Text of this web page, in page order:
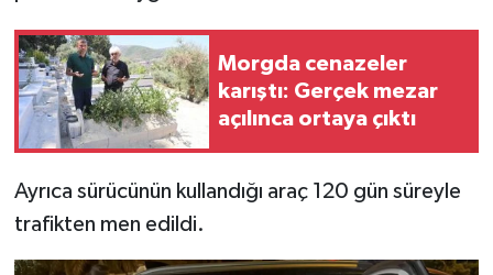
Morgda cenazeler
karıştı: Gerçek mezar
açılınca ortaya çıktı
Ayrıca sürücünün kullandığı araç 120 gün süreyle
trafikten men edildi.